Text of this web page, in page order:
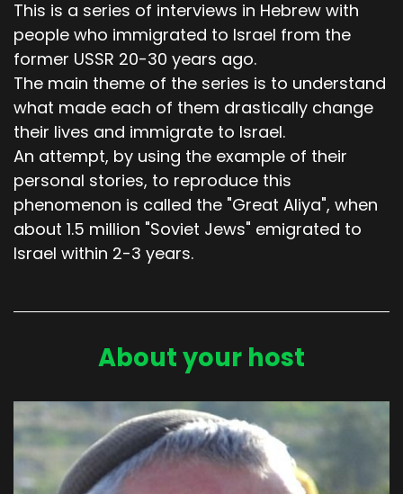
This is a series of interviews in Hebrew with
people who immigrated to Israel from the
former USSR 20-30 years ago.
The main theme of the series is to understand
what made each of them drastically change
their lives and immigrate to Israel.
An attempt, by using the example of their
personal stories, to reproduce this
phenomenon is called the "Great Aliya", when
about 1.5 million "Soviet Jews" emigrated to
Israel within 2-3 years.
About your host